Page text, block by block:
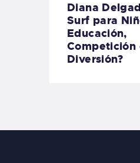
Diana
Surf para
Educación,
Competición
Diversión?